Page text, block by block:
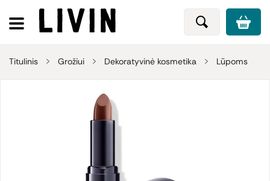
Titulinis Grožiui Dekoratyvinė kosmetika Lūpoms